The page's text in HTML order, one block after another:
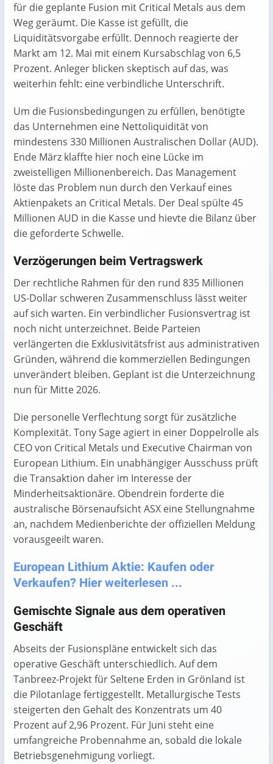
für die geplante Fusion mit Critical Metals aus dem
Weg geräumt. Die Kasse ist gefüllt, die
Liquiditätsvorgabe erfüllt. Dennoch reagierte der
Markt am 12. Mai mit einem Kursabschlag von 6,5
Prozent. Anleger blicken skeptisch auf das, was
weiterhin fehlt: eine verbindliche Unterschrift.
Um die Fusionsbedingungen zu erfüllen, benötigte
das Unternehmen eine Nettoliquidität von
mindestens 330 Millionen Australischen Dollar (AUD).
Ende März klaffte hier noch eine Lücke im
zweistelligen Millionenbereich. Das Management
löste das Problem nun durch den Verkauf eines
Aktienpakets an Critical Metals. Der Deal spülte 45
Millionen AUD in die Kasse und hievte die Bilanz über
die geforderte Schwelle.
Verzögerungen beim Vertragswerk
Der rechtliche Rahmen für den rund 835 Millionen
US-Dollar schweren Zusammenschluss lässt weiter
auf sich warten. Ein verbindlicher Fusionsvertrag ist
noch nicht unterzeichnet. Beide Parteien
verlängerten die Exklusivitätsfrist aus administrativen
Gründen, während die kommerziellen Bedingungen
unverändert bleiben. Geplant ist die Unterzeichnung
nun für Mitte 2026.
Die personelle Verflechtung sorgt für zusätzliche
Komplexität. Tony Sage agiert in einer Doppelrolle als
CEO von Critical Metals und Executive Chairman von
European Lithium. Ein unabhängiger Ausschuss prüft
die Transaktion daher im Interesse der
Minderheitsaktionäre. Obendrein forderte die
australische Börsenaufsicht ASX eine Stellungnahme
an, nachdem Medienberichte der offiziellen Meldung
vorausgeeilt waren.
European Lithium Aktie: Kaufen oder
Verkaufen? Hier weiterlesen ...
Gemischte Signale aus dem operativen
Geschäft
Abseits der Fusionspläne entwickelt sich das
operative Geschäft unterschiedlich. Auf dem
Tanbreez-Projekt für Seltene Erden in Grönland ist
die Pilotanlage fertiggestellt. Metallurgische Tests
steigerten den Gehalt des Konzentrats um 40
Prozent auf 2,96 Prozent. Für Juni steht eine
umfangreiche Probennahme an, sobald die lokale
Betriebsgenehmigung vorliegt.